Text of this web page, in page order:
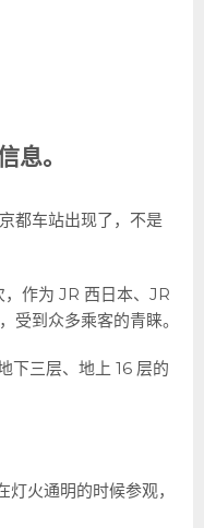
息。
都车站出现了，不是
作为 JR 西日本、JR
受到众多乘客的青睐。
下三层、地上 16 层的
火通明的时候参观，